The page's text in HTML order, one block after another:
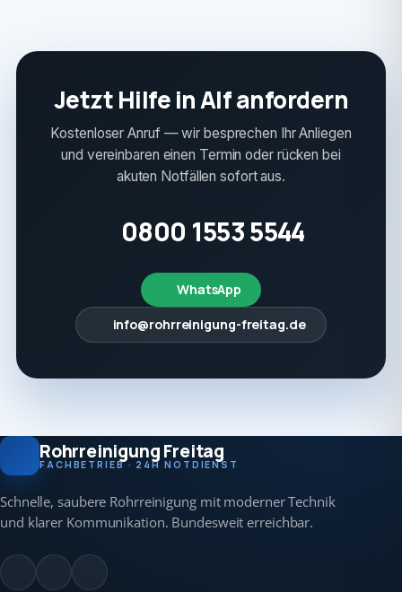
Jetzt Hilfe in Alf anfordern
Kostenloser Anruf — wir besprechen Ihr Anliegen
und vereinbaren einen Termin oder rücken bei
akuten Notfällen sofort aus.
0800 1553 5544
WhatsApp
info@rohrreinigung-freitag.de
Rohrreinigung Freitag
FACHBETRIEB · 24H NOTDIENST
Schnelle, saubere Rohrreinigung mit moderner Technik
und klarer Kommunikation. Bundesweit erreichbar.